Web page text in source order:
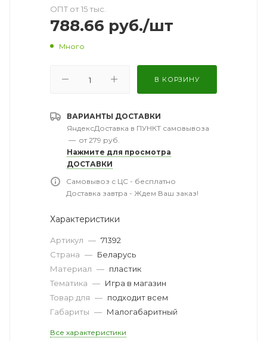
ОПТ от 15 тыс.
788.66 руб./шт
Много
В КОРЗИНУ
ВАРИАНТЫ ДОСТАВКИ
ЯндексДоставка в ПУНКТ самовывоза
— от 279 руб.
Нажмите для просмотра
ДОСТАВКИ
Самовывоз с ЦС - бесплатно
Доставка завтра - Ждем Ваш заказ!
Характеристики
Артикул — 71392
Страна — Беларусь
Материал — пластик
Тематика — Игра в магазин
Товар для — подходит всем
Габариты — Малогабаритный
Все характеристики